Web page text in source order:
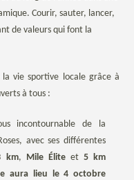
Courir, sauter, lancer,
de valeurs qui font la
la vie sportive locale grâce à
à tous :
incontournable de la
avec ses différentes
km, Mile Éliteet 5 km
aura lieu le 4 octobre